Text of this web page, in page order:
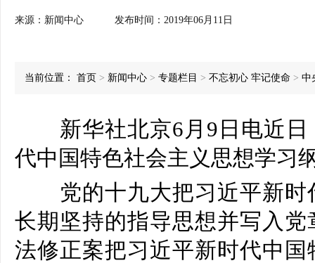
来源： 新闻中心 发布时间： 2019年06月11日
当前位置： 首页 > 新闻中心 > 专题栏目 > 不忘初心 牢记使命 > 中
新华社北京6月9日电近日
代中国特色社会主义思想学习
党的十九大把习近平新时
长期坚持的指导思想并写入
法修正案把习近平新时代中